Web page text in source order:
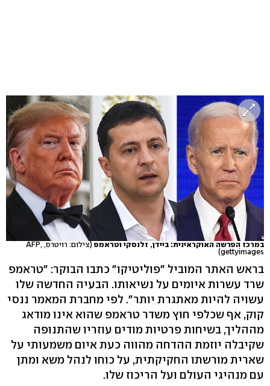
במרכז הפרשה האוקראינית: ביידן, זלנסקי וטראמפ
(צילום: רויטרס, AFP,
gettyimages)
בראש האתר המוביל "פוליטיקו" כתבו הבוקר: "טראמפ
שרד עשרות איומים על נשיאותו. הבעיה החדשה שלו
עשויה להיות מאתגרת יותר". לפי מחברת המאמר ננסי
קוק, אף שכלפי חוץ משדר טראמפ שהוא אינו מודאג
מההליך, בשיחות פרטיות מודים עוזריו שהתנופה
שקיבלה יוזמת ההדחה מהווה כעת איום משמעותי על
שארית מורשתו החקיקתית, על כוחו לנהל משא ומתן
עם מנהיגי העולם ועל הריכוז שלו.